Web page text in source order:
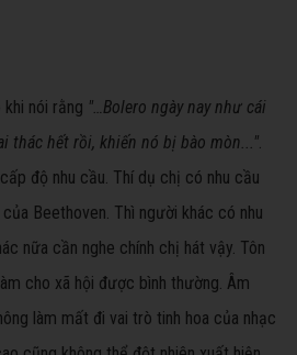
nói rằng "…Bolero ngày nay như cái
thác hết rồi, khiến nó bị bào mòn...".
độ nhu cầu. Thí dụ chị có nhu cầu
Beethoven. Thì người khác có nhu
nữa cần nghe chính chị hát vậy. Tôn
cho xã hội được bình thường. Âm
làm mất đi vai trò tinh hoa của nhạc